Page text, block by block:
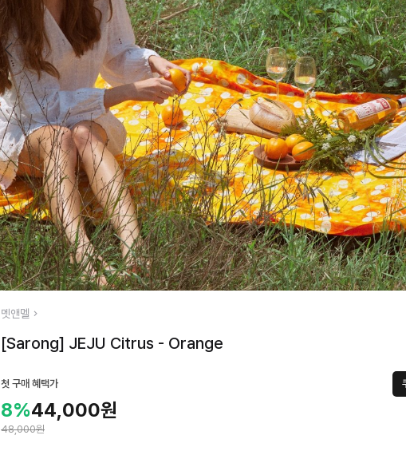
멧앤멜
[Sarong] JEJU Citrus - Orange
첫 구매 혜택가
8%44,000원
48,000원